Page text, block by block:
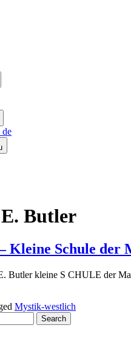
Butler
Schule der
Butler kleine S CHULE der
Mystik-westlich